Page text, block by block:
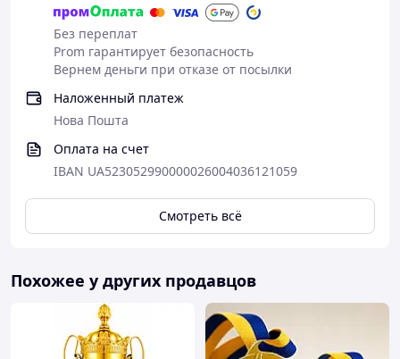
Без переплат
Prom гарантирует безопасность
Вернем деньги при отказе от посылки
Наложенный платеж
Нова Пошта
Оплата на счет
IBAN UA523052990000026004036121059
Смотреть всё
Похожее у других продавцов